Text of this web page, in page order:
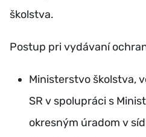
školstva.
Postup pri vydávaní
Ministerstvo školstva,
SR v spolupráci s
okresným úradom v